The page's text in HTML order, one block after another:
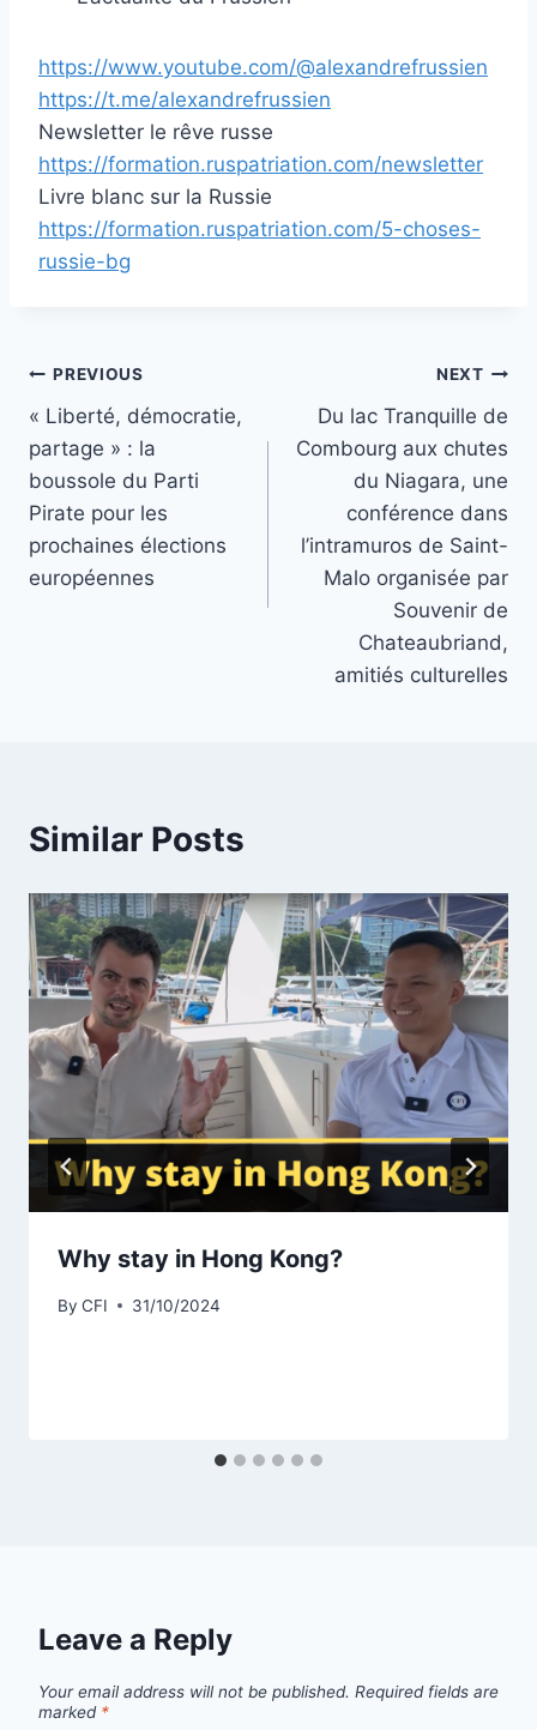
https://www.youtube.com/@alexandrefrussien
https://t.me/alexandrefrussien
Newsletter le rêve russe
https://formation.ruspatriation.com/newsletter
Livre blanc sur la Russie
https://formation.ruspatriation.com/5-choses-
russie-bg
Post
navigation
PREVIOUS
« Liberté, démocratie,
partage » : la
boussole du Parti
Pirate pour les
prochaines élections
européennes
NEXT
Du lac Tranquille de
Combourg aux chutes
du Niagara, une
conférence dans
l’intramuros de Saint-
Malo organisée par
Souvenir de
Chateaubriand,
amitiés culturelles
Similar Posts
Why stay in Hong Kong?
By CFI 31/10/2024
Leave a Reply
Your email address will not be published. Required fields are
marked *